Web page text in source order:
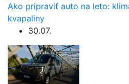
Ako pripraviť auto na leto:
kvapaliny
30.07.